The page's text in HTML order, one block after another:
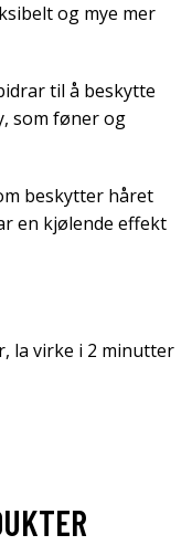
og mye mer
til å beskytte
som føner og
beskytter håret
en kjølende effekt
la virke i 2 minutter